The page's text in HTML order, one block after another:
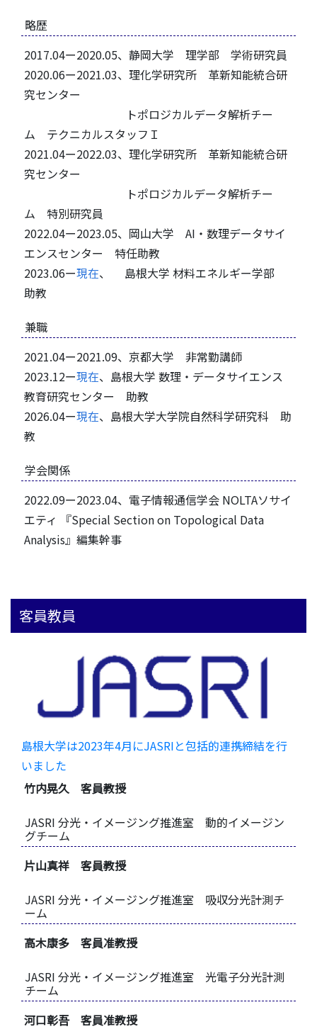
略歴
2017.04ー2020.05、静岡大学 理学部 学術研究員
2020.06ー2021.03、理化学研究所 革新知能統合研
究センター
トポロジカルデータ解析チー
ム テクニカルスタッフＩ
2021.04ー2022.03、理化学研究所 革新知能統合研
究センター
トポロジカルデータ解析チー
ム 特別研究員
2022.04ー2023.05、岡山大学 AI・数理データサイ
エンスセンター 特任助教
2023.06ー現在、 島根大学 材料エネルギー学部
助教
兼職
2021.04ー2021.09、京都大学 非常勤講師
2023.12ー現在、島根大学 数理・データサイエンス
教育研究センター 助教
2026.04ー現在、島根大学大学院自然科学研究科 助
教
学会関係
2022.09ー2023.04、電子情報通信学会 NOLTAソサイ
エティ 『Special Section on Topological Data
Analysis』編集幹事
客員教員
島根大学は2023年4月にJASRIと包括的連携締結を行
いました
竹内晃久 客員教授
JASRI 分光・イメージング推進室 動的イメージン
グチーム
片山真祥 客員教授
JASRI 分光・イメージング推進室 吸収分光計測チ
ーム
高木康多 客員准教授
JASRI 分光・イメージング推進室 光電子分光計測
チーム
河口彰吾 客員准教授